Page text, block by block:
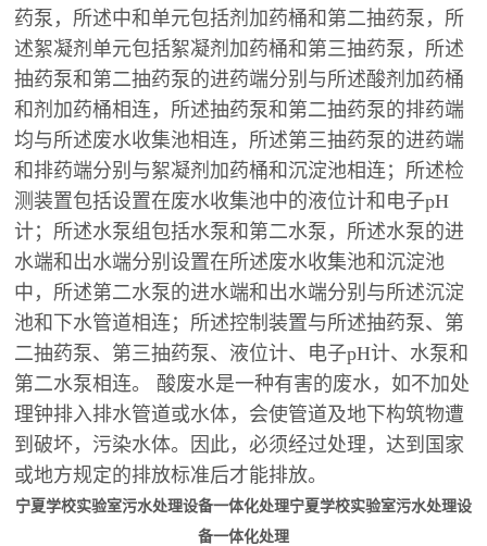
药泵，所述中和单元包括剂加药桶和第二抽药泵，所
述絮凝剂单元包括絮凝剂加药桶和第三抽药泵，所述
抽药泵和第二抽药泵的进药端分别与所述酸剂加药桶
和剂加药桶相连，所述抽药泵和第二抽药泵的排药端
均与所述废水收集池相连，所述第三抽药泵的进药端
和排药端分别与絮凝剂加药桶和沉淀池相连；所述检
测装置包括设置在废水收集池中的液位计和电子pH
计；所述水泵组包括水泵和第二水泵，所述水泵的进
水端和出水端分别设置在所述废水收集池和沉淀池
中，所述第二水泵的进水端和出水端分别与所述沉淀
池和下水管道相连；所述控制装置与所述抽药泵、第
二抽药泵、第三抽药泵、液位计、电子pH计、水泵和
第二水泵相连。 酸废水是一种有害的废水，如不加处
理钟排入排水管道或水体，会使管道及地下构筑物遭
到破坏，污染水体。因此，必须经过处理，达到国家
或地方规定的排放标准后才能排放。
宁夏学校实验室污水处理设备一体化处理宁夏学校实验室污水处理设
备一体化处理